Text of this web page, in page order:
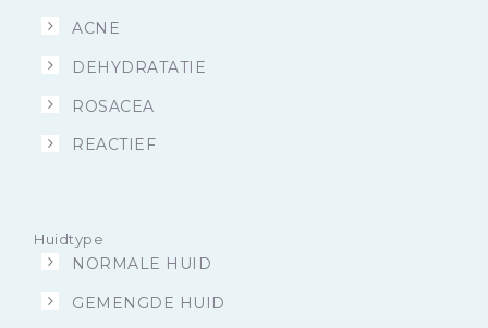
ACNE
DEHYDRATATIE
ROSACEA
REACTIEF
Huidtype
NORMALE HUID
GEMENGDE HUID